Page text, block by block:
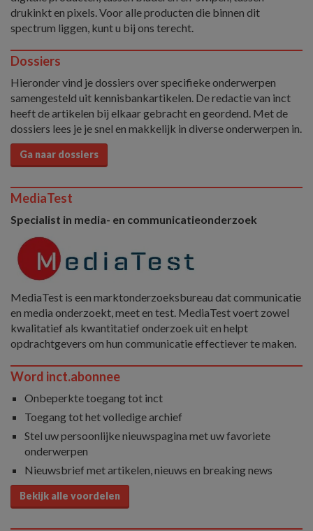
drukinkt en pixels. Voor alle producten die binnen dit
spectrum liggen, kunt u bij ons terecht.
Dossiers
Hieronder vind je dossiers over specifieke onderwerpen
samengesteld uit kennisbankartikelen. De redactie van inct
heeft de artikelen bij elkaar gebracht en geordend. Met de
dossiers lees je je snel en makkelijk in diverse onderwerpen in.
Ga naar dossiers
MediaTest
Specialist in media- en communicatieonderzoek
MediaTest is een marktonderzoeksbureau dat communicatie
en media onderzoekt, meet en test. MediaTest voert zowel
kwalitatief als kwantitatief onderzoek uit en helpt
opdrachtgevers om hun communicatie effectiever te maken.
Word inct.abonnee
Onbeperkte toegang tot inct
Toegang tot het volledige archief
Stel uw persoonlijke nieuwspagina met uw favoriete
onderwerpen
Nieuwsbrief met artikelen, nieuws en breaking news
Bekijk alle voordelen